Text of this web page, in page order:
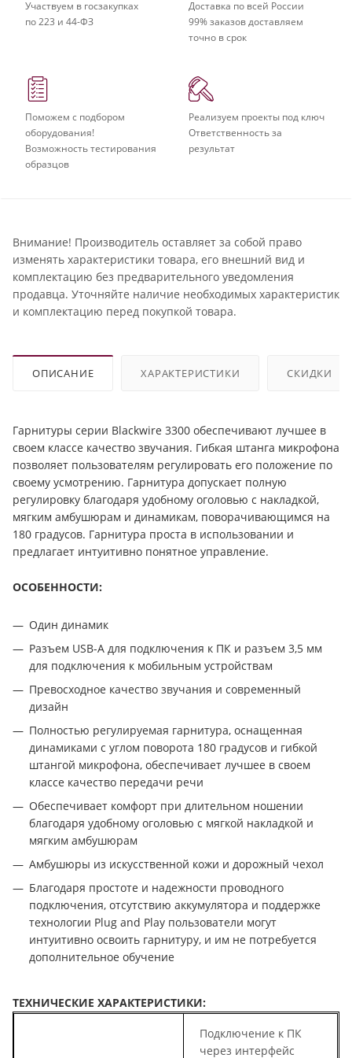
Участвуем в госзакупках
по 223 и 44-ФЗ
Доставка по всей России
99% заказов доставляем
точно в срок
Поможем с подбором
оборудования!
Возможность тестирования
образцов
Реализуем проекты под ключ
Ответственность за
результат
Внимание! Производитель оставляет за собой право
изменять характеристики товара, его внешний вид и
комплектацию без предварительного уведомления
продавца. Уточняйте наличие необходимых характеристик
и комплектацию перед покупкой товара.
ОПИСАНИЕ ХАРАКТЕРИСТИКИ СКИДКИ
Гарнитуры серии Blackwire 3300 обеспечивают лучшее в
своем классе качество звучания. Гибкая штанга микрофона
позволяет пользователям регулировать его положение по
своему усмотрению. Гарнитура допускает полную
регулировку благодаря удобному оголовью с накладкой,
мягким амбушюрам и динамикам, поворачивающимся на
180 градусов. Гарнитура проста в использовании и
предлагает интуитивно понятное управление.
ОСОБЕННОСТИ:
Один динамик
Разъем USB-A для подключения к ПК и разъем 3,5 мм
для подключения к мобильным устройствам
Превосходное качество звучания и современный
дизайн
Полностью регулируемая гарнитура, оснащенная
динамиками с углом поворота 180 градусов и гибкой
штангой микрофона, обеспечивает лучшее в своем
классе качество передачи речи
Обеспечивает комфорт при длительном ношении
благодаря удобному оголовью с мягкой накладкой и
мягким амбушюрам
Амбушюры из искусственной кожи и дорожный чехол
Благодаря простоте и надежности проводного
подключения, отсутствию аккумулятора и поддержке
технологии Plug and Play пользователи могут
интуитивно освоить гарнитуру, и им не потребуется
дополнительное обучение
ТЕХНИЧЕСКИЕ ХАРАКТЕРИСТИКИ:
Подключение к ПК
через интерфейс